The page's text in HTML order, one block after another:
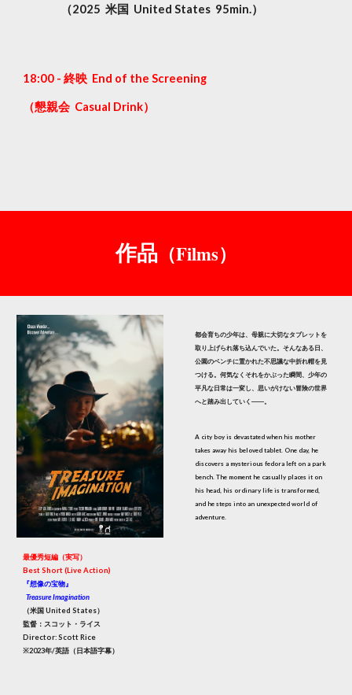
（2025 米国 United States 95min.）
18:00 - 終映 End of the Screening
（懇親会 Casual Drink）
作品 （Films）
最優秀短編（実写）
Best Short (Live Action)
『想像の宝物』
Treasure Imagination
（米国 United States）
監督：スコット・ライス
Director: Scott Rice
※2023年/英語（日本語字幕）
都会育ちの少年は、母親に大切なタブレットを
取り上げられ落ち込んでいた。そんなある日、
公園のベンチに置かれた不思議な中折れ帽を見
つける。何気なくそれをかぶった瞬間、少年の
平凡な日常は一変し、思いがけない冒険の世界
へと踏み出していく――。
A city boy is devastated when his mother
takes away his beloved tablet. One day, he
discovers a mysterious fedora left on a park
bench. The moment he casually places it on
his head, his ordinary life is transformed,
and he steps into an unexpected world of
adventure.